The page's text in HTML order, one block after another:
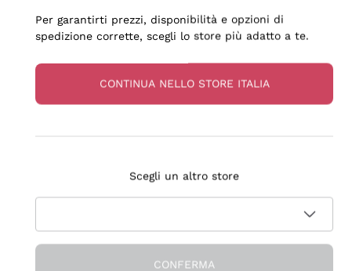
Per garantirti prezzi, disponibilità e opzioni di
spedizione corrette, scegli lo store più adatto a te.
CONTINUA NELLO STORE ITALIA
Scegli un altro store
CONFERMA